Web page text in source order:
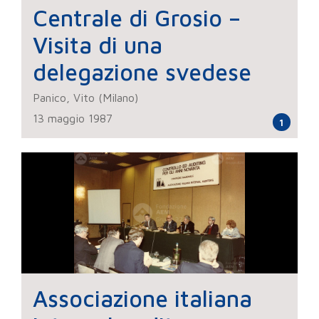
Centrale di Grosio –
Visita di una
delegazione svedese
Panico, Vito (Milano)
13 maggio 1987
1
Associazione italiana